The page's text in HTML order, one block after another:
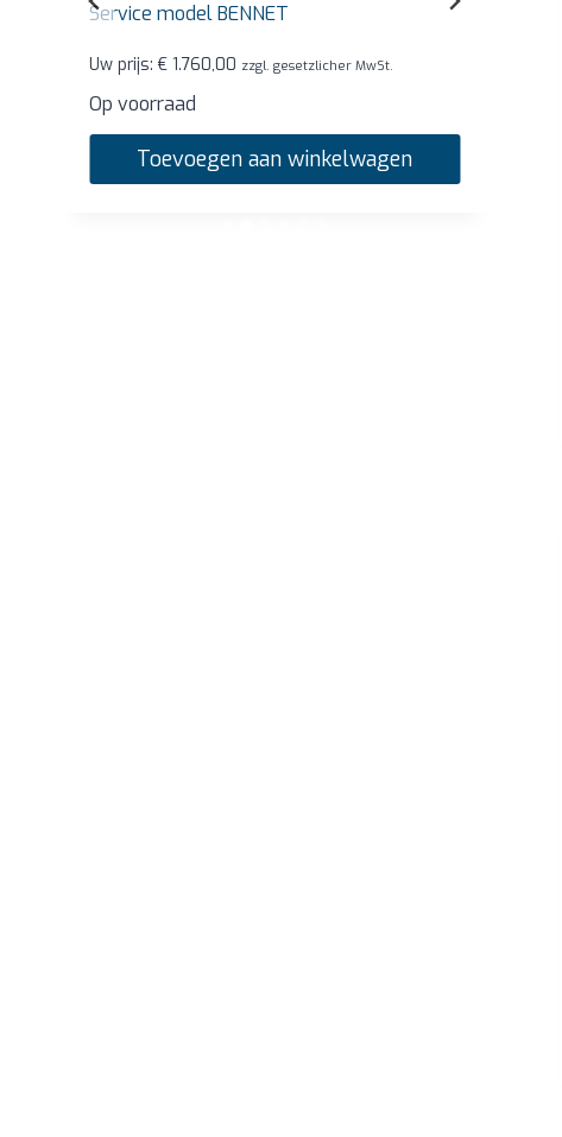
Service model BENNET
Uw prijs: € 1.760,00 zzgl. gesetzlicher MwSt.
Op voorraad
Toevoegen aan winkelwagen